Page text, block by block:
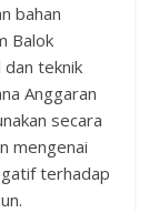
bahan
Balok
dan teknik
Anggaran
secara
mengenai
terhadap